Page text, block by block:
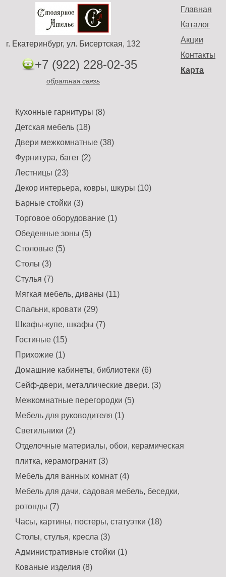
Главная
Каталог
Акции
Контакты
Карта
г. Екатеринбург, ул. Бисертская, 132
+7 (922) 228-02-35
обратная связь
Кухонные гарнитуры (8)
Детская мебель (18)
Двери межкомнатные (38)
Фурнитура, багет (2)
Лестницы (23)
Декор интерьера, ковры, шкуры (10)
Барные стойки (3)
Торговое оборудование (1)
Обеденные зоны (5)
Столовые (5)
Столы (3)
Стулья (7)
Мягкая мебель, диваны (11)
Спальни, кровати (29)
Шкафы-купе, шкафы (7)
Гостиные (15)
Прихожие (1)
Домашние кабинеты, библиотеки (6)
Сейф-двери, металлические двери. (3)
Межкомнатные перегородки (5)
Мебель для руководителя (1)
Светильники (2)
Отделочные материалы, обои, керамическая
плитка, керамогранит (3)
Мебель для ванных комнат (4)
Мебель для дачи, садовая мебель, беседки,
ротонды (7)
Часы, картины, постеры, статуэтки (18)
Столы, стулья, кресла (3)
Административные стойки (1)
Кованые изделия (8)